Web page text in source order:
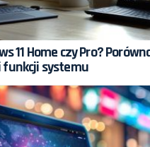
11 Home czy Pro?
funkcji systemu